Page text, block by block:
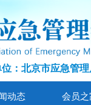
位：北京市应急管理
动态 会员之